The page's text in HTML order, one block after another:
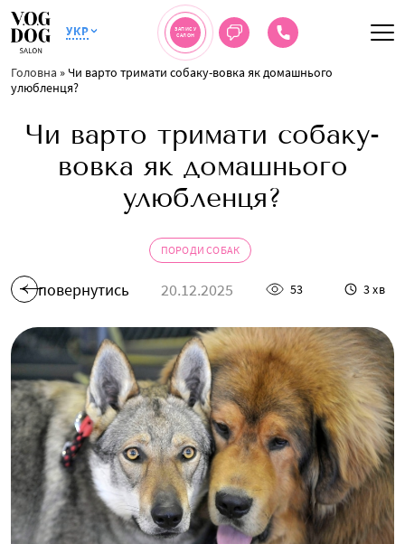
УКР
ЗАПИС У
САЛОН
Головна » Чи варто тримати собаку-вовка як домашнього
улюбленця?
Чи варто тримати собаку-
вовка як домашнього
улюбленця?
ПОРОДИ СОБАК
повернутись 20.12.2025 53 3 хв